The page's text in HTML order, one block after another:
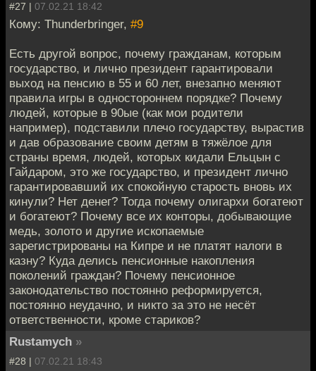
#27 | 07.02.21 18:42
Кому: Thunderbringer, #9
Есть другой вопрос, почему гражданам, которым
государство, и лично президент гарантировали
выход на пенсию в 55 и 60 лет, внезапно меняют
правила игры в одностороннем порядке? Почему
людей, которые в 90ые (как мои родители
например), подставили плечо государству, вырастив
и дав образование своим детям в тяжёлое для
страны время, людей, которых кидали Ельцын с
Гайдаром, это же государство, и президент лично
гарантировавший их спокойную старость вновь их
кинули? Нет денег? Тогда почему олигархи богатеют
и богатеют? Почему все их конторы, добывающие
медь, золото и другие ископаемые
зарегистрированы на Кипре и не платят налоги в
казну? Куда делись пенсионные накопления
поколений граждан? Почему пенсионное
законодательство постоянно реформируется,
постоянно неудачно, и никто за это не несёт
ответственности, кроме стариков?
Rustamych »
#28 | 07.02.21 18:43